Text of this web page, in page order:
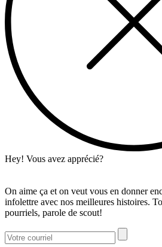
Hey! Vous avez apprécié?
On aime ça et on veut vous en donner
infolettre avec nos meilleures histoires.
pourriels, parole de scout!